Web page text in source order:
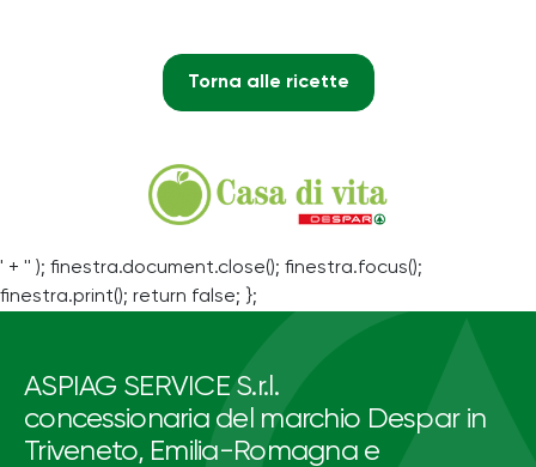
Torna alle ricette
' + '' ); finestra.document.close(); finestra.focus();
finestra.print(); return false; };
ASPIAG SERVICE S.r.l.
concessionaria del marchio Despar in
Triveneto, Emilia-Romagna e